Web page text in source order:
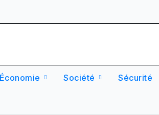
Économie Société Sécurité